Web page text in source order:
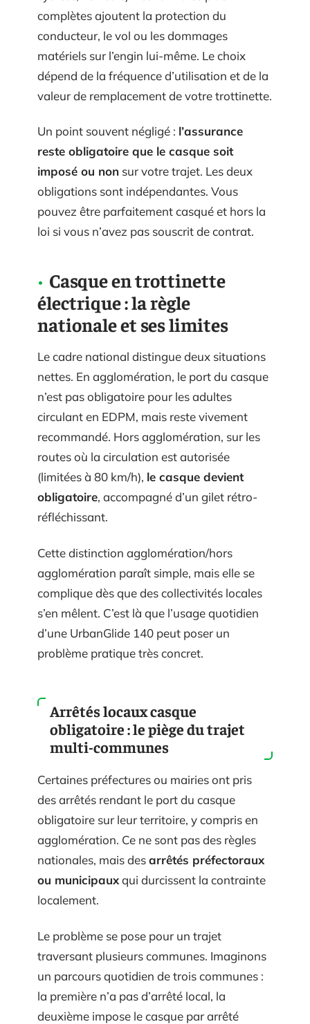
complètes ajoutent la protection du
conducteur, le vol ou les dommages
matériels sur l’engin lui-même. Le choix
dépend de la fréquence d’utilisation et de la
valeur de remplacement de votre trottinette.
Un point souvent négligé : l’assurance
reste obligatoire que le casque soit
imposé ou non sur votre trajet. Les deux
obligations sont indépendantes. Vous
pouvez être parfaitement casqué et hors la
loi si vous n’avez pas souscrit de contrat.
Casque en trottinette
électrique : la règle
nationale et ses limites
Le cadre national distingue deux situations
nettes. En agglomération, le port du casque
n’est pas obligatoire pour les adultes
circulant en EDPM, mais reste vivement
recommandé. Hors agglomération, sur les
routes où la circulation est autorisée
(limitées à 80 km/h), le casque devient
obligatoire, accompagné d’un gilet rétro-
réfléchissant.
Cette distinction agglomération/hors
agglomération paraît simple, mais elle se
complique dès que des collectivités locales
s’en mêlent. C’est là que l’usage quotidien
d’une UrbanGlide 140 peut poser un
problème pratique très concret.
Arrêtés locaux casque
obligatoire : le piège du trajet
multi-communes
Certaines préfectures ou mairies ont pris
des arrêtés rendant le port du casque
obligatoire sur leur territoire, y compris en
agglomération. Ce ne sont pas des règles
nationales, mais desarrêtés préfectoraux
ou municipauxqui durcissent la contrainte
localement.
Le problème se pose pour un trajet
traversant plusieurs communes. Imaginons
un parcours quotidien de trois communes :
la première n’a pas d’arrêté local, la
deuxième impose le casque par arrêté